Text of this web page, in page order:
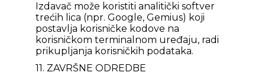
Izdavač može koristiti analitički softver
trećih lica (npr. Google, Gemius) koji
postavlja korisničke kodove na
korisničkom terminalnom uređaju, radi
prikupljanja korisničkih podataka.
11. ZAVRŠNE ODREDBE